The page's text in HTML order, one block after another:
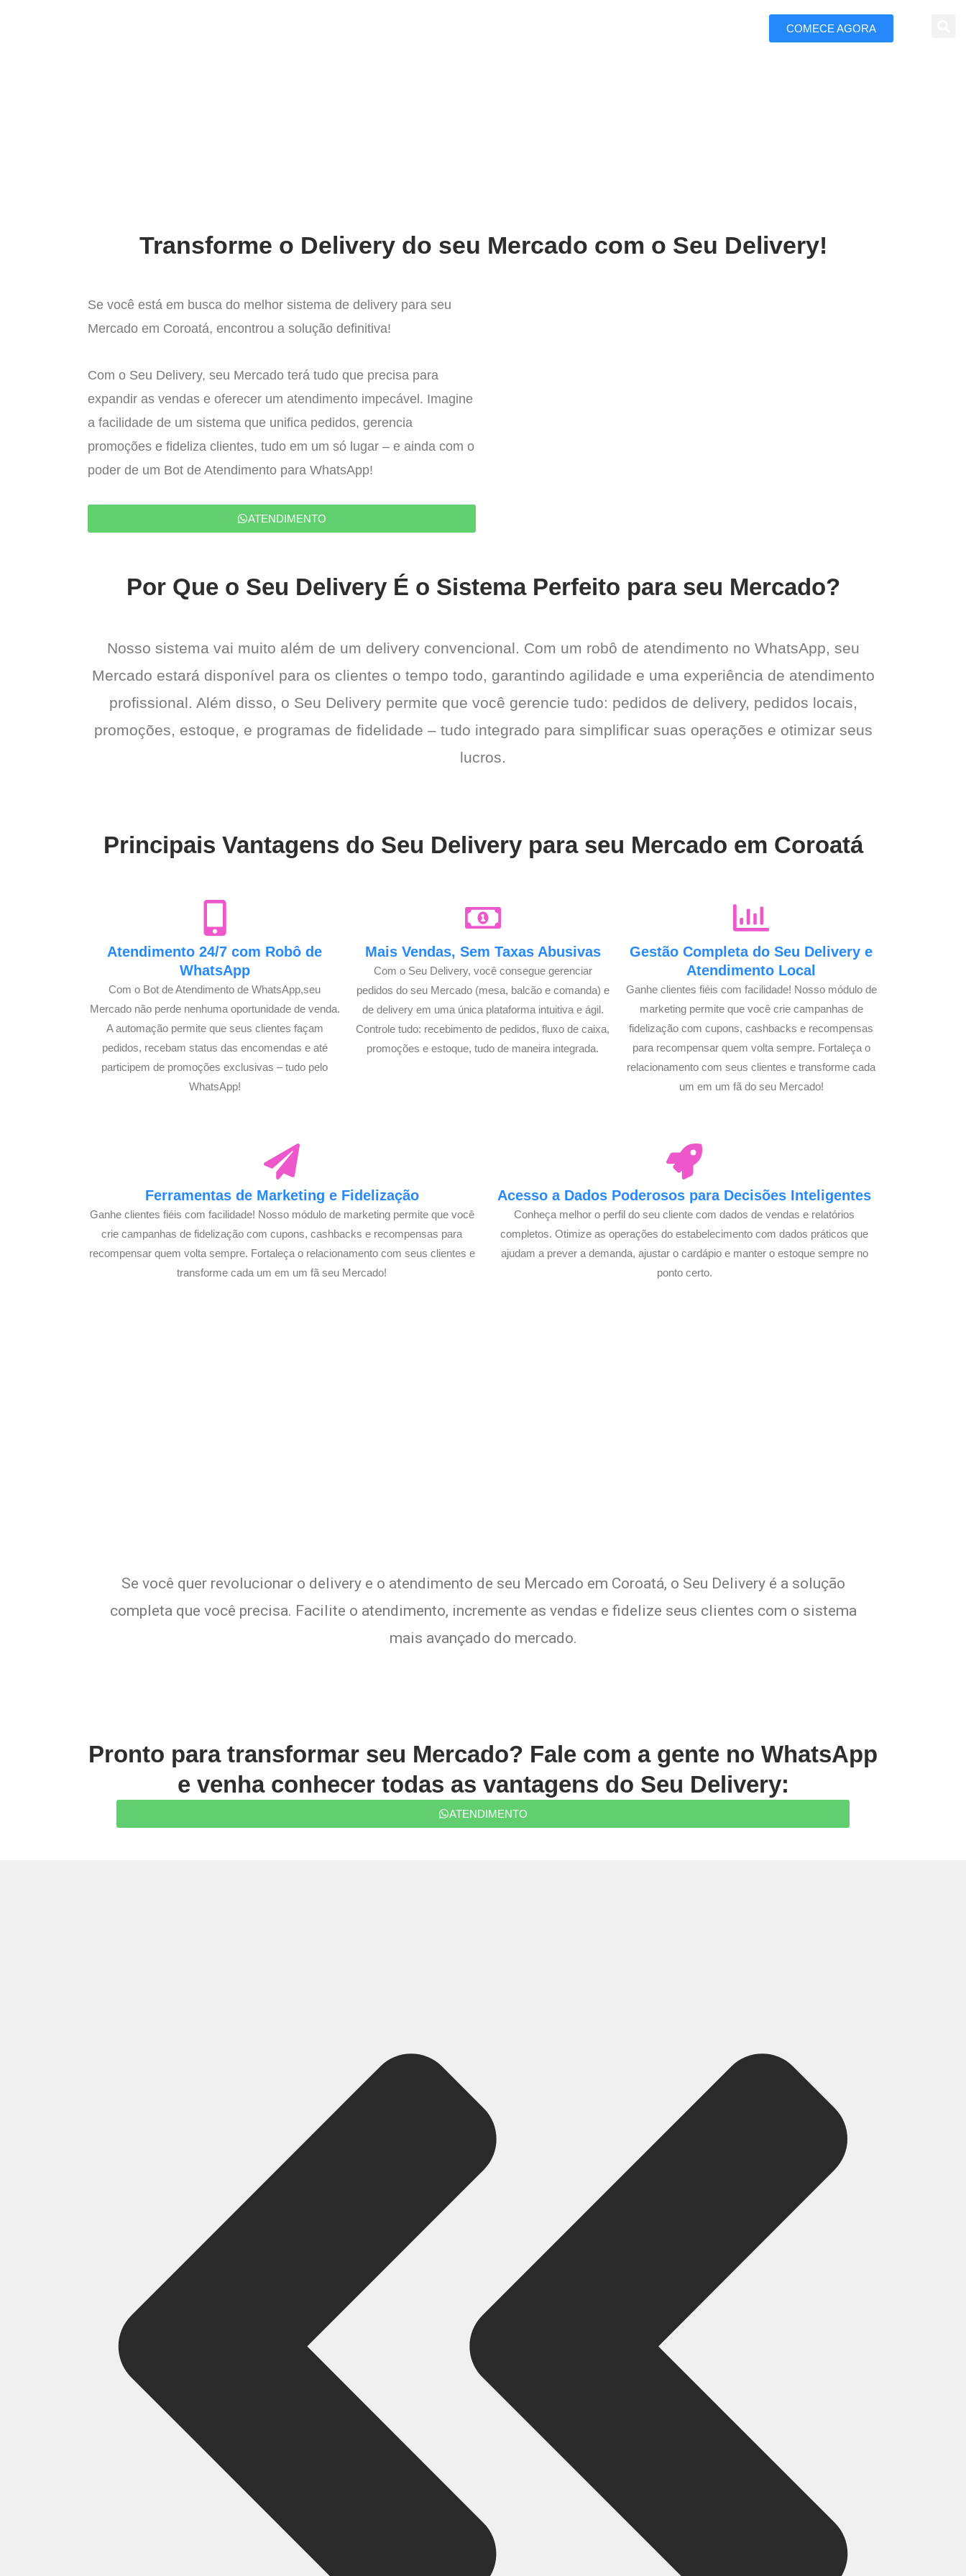
COMECE AGORA
Transforme o Delivery do seu Mercado com o Seu Delivery!
Se você está em busca do melhor sistema de delivery para seu
Mercado em Coroatá, encontrou a solução definitiva!
Com o Seu Delivery, seu Mercado terá tudo que precisa para
expandir as vendas e oferecer um atendimento impecável. Imagine
a facilidade de um sistema que unifica pedidos, gerencia
promoções e fideliza clientes, tudo em um só lugar – e ainda com o
poder de um Bot de Atendimento para WhatsApp!
ATENDIMENTO
Por Que o Seu Delivery É o Sistema Perfeito para seu Mercado?
Nosso sistema vai muito além de um delivery convencional. Com um robô de atendimento no WhatsApp, seu
Mercado estará disponível para os clientes o tempo todo, garantindo agilidade e uma experiência de atendimento
profissional. Além disso, o Seu Delivery permite que você gerencie tudo: pedidos de delivery, pedidos locais,
promoções, estoque, e programas de fidelidade – tudo integrado para simplificar suas operações e otimizar seus
lucros.
Principais Vantagens do Seu Delivery para seu Mercado em Coroatá
Atendimento 24/7 com Robô de
WhatsApp
Com o Bot de Atendimento de WhatsApp,seu
Mercado não perde nenhuma oportunidade de venda.
A automação permite que seus clientes façam
pedidos, recebam status das encomendas e até
participem de promoções exclusivas – tudo pelo
WhatsApp!
Mais Vendas, Sem Taxas Abusivas
Com o Seu Delivery, você consegue gerenciar
pedidos do seu Mercado (mesa, balcão e comanda) e
de delivery em uma única plataforma intuitiva e ágil.
Controle tudo: recebimento de pedidos, fluxo de caixa,
promoções e estoque, tudo de maneira integrada.
Gestão Completa do Seu Delivery e
Atendimento Local
Ganhe clientes fiéis com facilidade! Nosso módulo de
marketing permite que você crie campanhas de
fidelização com cupons, cashbacks e recompensas
para recompensar quem volta sempre. Fortaleça o
relacionamento com seus clientes e transforme cada
um em um fã do seu Mercado!
Ferramentas de Marketing e Fidelização
Ganhe clientes fiéis com facilidade! Nosso módulo de marketing permite que você
crie campanhas de fidelização com cupons, cashbacks e recompensas para
recompensar quem volta sempre. Fortaleça o relacionamento com seus clientes e
transforme cada um em um fã seu Mercado!
Acesso a Dados Poderosos para Decisões Inteligentes
Conheça melhor o perfil do seu cliente com dados de vendas e relatórios
completos. Otimize as operações do estabelecimento com dados práticos que
ajudam a prever a demanda, ajustar o cardápio e manter o estoque sempre no
ponto certo.
Se você quer revolucionar o delivery e o atendimento de seu Mercado em Coroatá, o Seu Delivery é a solução
completa que você precisa. Facilite o atendimento, incremente as vendas e fidelize seus clientes com o sistema
mais avançado do mercado.
Pronto para transformar seu Mercado? Fale com a gente no WhatsApp
e venha conhecer todas as vantagens do Seu Delivery:
ATENDIMENTO